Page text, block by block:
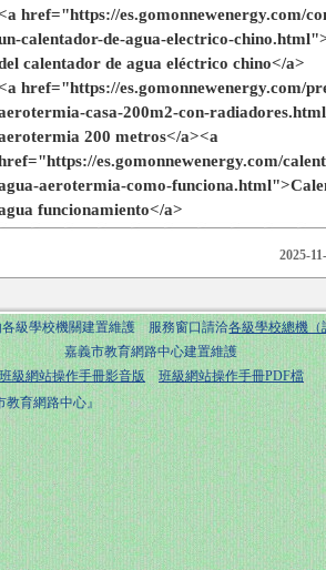
href="https://es.gomonnewenergy.com/
calentador-de-agua-electrico-
calentador de agua eléctrico chino</a>
href="https://es.gomonnewenergy.com/
casa-200m2-con-
200 metros</a><a
es.gomonnewenergy.com/
aerotermia-como-
funcionamiento</a>
2025-
各級學校機關建置維護 服務窗口請洽各級學校總機（
嘉義市教育網路中心建置維護
班級網站操作手冊影音版
班級網站操作手冊PDF檔
教育網路中心』